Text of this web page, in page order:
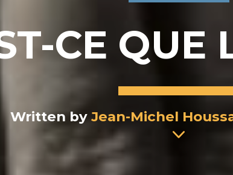
CE QUE
Written by Jean-Michel